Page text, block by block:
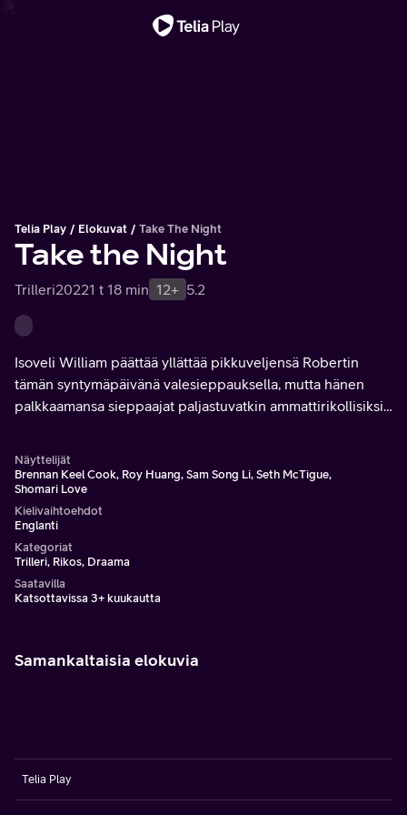
Telia Play Elokuvat Take The Night
Take the Night
Trilleri20221 t 18 min 12+ 5.2
Isoveli William päättää yllättää pikkuveljensä Robertin
tämän syntymäpäivänä valesieppauksella, mutta hänen
palkkaamansa sieppaajat paljastuvatkin ammattirikollisiksi,
Näyttelijät
Brennan Keel Cook, Roy Huang, Sam Song Li, Seth McTigue,
Shomari Love
Kielivaihtoehdot
Englanti
Kategoriat
Trilleri, Rikos, Draama
Saatavilla
Katsottavissa 3+ kuukautta
Samankaltaisia elokuvia
Telia Play